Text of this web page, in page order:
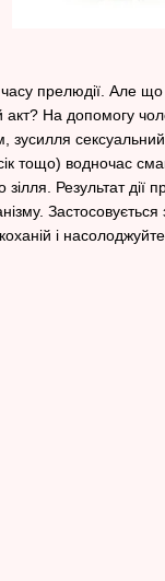
часу прелюдії. Але
На допомогу
зусилля
тощо) водночас
зілля. Результат
і